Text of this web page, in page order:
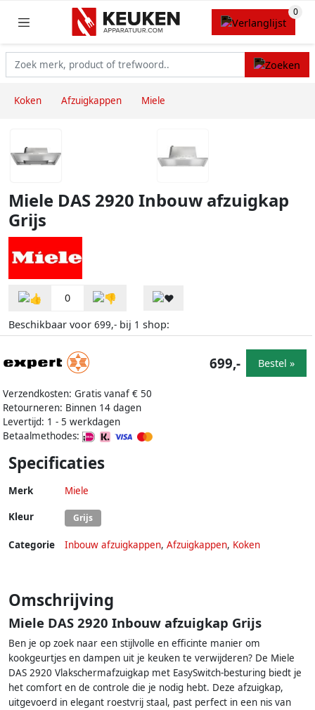
Koken Afzuigkappen Miele
Miele DAS 2920 Inbouw afzuigkap
Grijs
0
Beschikbaar voor 699,- bij 1 shop:
Verzendkosten: Gratis vanaf € 50
Retourneren: Binnen 14 dagen
Levertijd: 1 - 5 werkdagen
Betaalmethodes:
699,- Bestel »
Specificaties
Merk Miele
Kleur Grijs
Categorie Inbouw afzuigkappen, Afzuigkappen, Koken
Omschrijving
Miele DAS 2920 Inbouw afzuigkap Grijs
Ben je op zoek naar een stijlvolle en efficinte manier om
kookgeurtjes en dampen uit je keuken te verwijderen? De Miele
DAS 2920 Vlakschermafzuigkap met EasySwitch-besturing biedt je
het comfort en de controle die je nodig hebt. Deze afzuigkap,
uitgevoerd in elegant roestvrij staal, past perfect in een nis van